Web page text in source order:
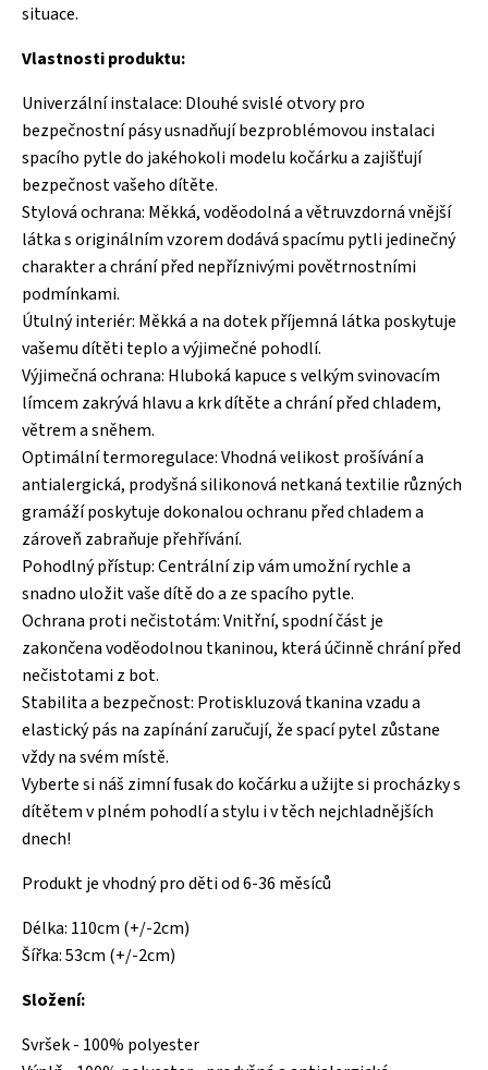
situace.
Vlastnosti produktu:
Univerzální instalace: Dlouhé svislé otvory pro
bezpečnostní pásy usnadňují bezproblémovou instalaci
spacího pytle do jakéhokoli modelu kočárku a zajišťují
bezpečnost vašeho dítěte.
Stylová ochrana: Měkká, voděodolná a větruvzdorná vnější
látka s originálním vzorem dodává spacímu pytli jedinečný
charakter a chrání před nepříznivými povětrnostními
podmínkami.
Útulný interiér: Měkká a na dotek příjemná látka poskytuje
vašemu dítěti teplo a výjimečné pohodlí.
Výjimečná ochrana: Hluboká kapuce s velkým svinovacím
límcem zakrývá hlavu a krk dítěte a chrání před chladem,
větrem a sněhem.
Optimální termoregulace: Vhodná velikost prošívání a
antialergická, prodyšná silikonová netkaná textilie různých
gramáží poskytuje dokonalou ochranu před chladem a
zároveň zabraňuje přehřívání.
Pohodlný přístup: Centrální zip vám umožní rychle a
snadno uložit vaše dítě do a ze spacího pytle.
Ochrana proti nečistotám: Vnitřní, spodní část je
zakončena voděodolnou tkaninou, která účinně chrání před
nečistotami z bot.
Stabilita a bezpečnost: Protiskluzová tkanina vzadu a
elastický pás na zapínání zaručují, že spací pytel zůstane
vždy na svém místě.
Vyberte si náš zimní fusak do kočárku a užijte si procházky s
dítětem v plném pohodlí a stylu i v těch nejchladnějších
dnech!
Produkt je vhodný pro děti od 6-36 měsíců
Délka: 110cm (+/-2cm)
Šířka: 53cm (+/-2cm)
Složení:
Svršek - 100% polyester